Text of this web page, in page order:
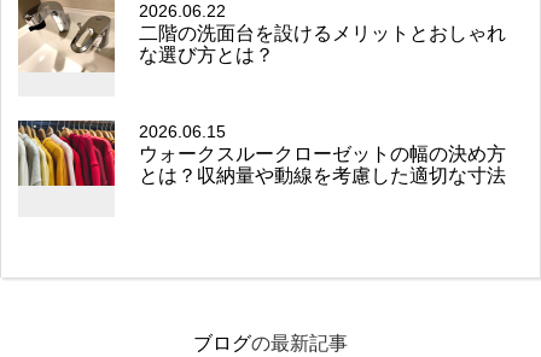
2026.06.22
二階の洗面台を設けるメリットとおしゃれ
な選び方とは？
2026.06.15
ウォークスルークローゼットの幅の決め方
とは？収納量や動線を考慮した適切な寸法
ブログの最新記事